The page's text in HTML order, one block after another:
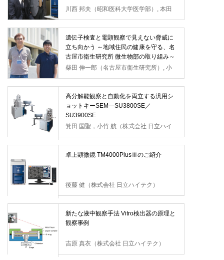
川西 邦夫（昭和医科大学医学部）, 本田
一穂（昭和医科大学医学部）
遺伝子検査と電顕観察で見えない脅威に
立ち向かう ～地域住民の健康を守る、名
古屋市衛生研究所 微生物部の取り組み～
柴田 伸一郎（名古屋市衛生研究所）, 小
林 洋平（名古屋市衛生研究所）
高分解能観察と自動化を両立する汎用シ
ョットキーSEM―SU3800SE／
SU3900SE
箕田 国聖，小竹 航（株式会社 日立ハイ
テク）
卓上顕微鏡 TM4000PlusⅢのご紹介
後藤 健（株式会社 日立ハイテク）
新たな液中観察手法 Vitro検出器の原理と
観察事例
吉原 真衣（株式会社 日立ハイテク）